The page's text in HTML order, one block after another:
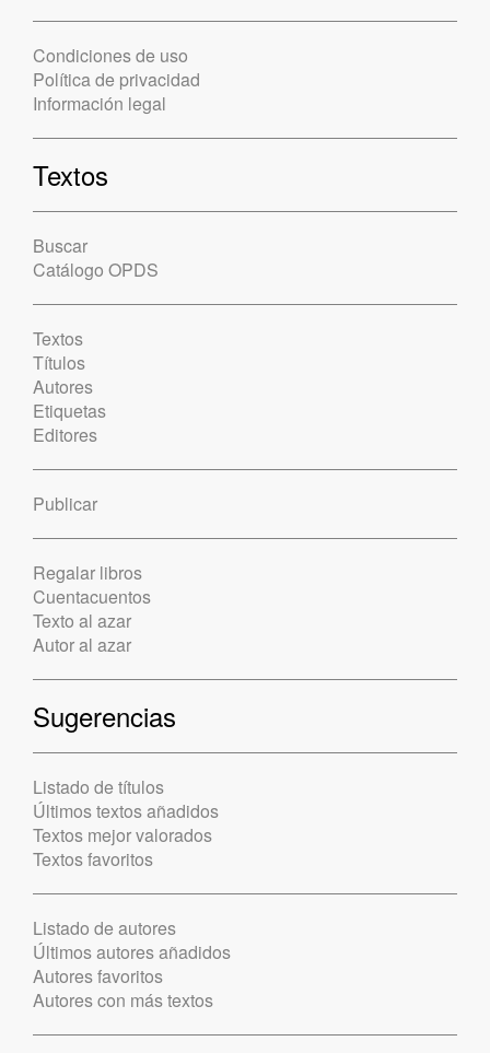
Condiciones de uso
Política de privacidad
Información legal
Textos
Buscar
Catálogo OPDS
Textos
Títulos
Autores
Etiquetas
Editores
Publicar
Regalar libros
Cuentacuentos
Texto al azar
Autor al azar
Sugerencias
Listado de títulos
Últimos textos añadidos
Textos mejor valorados
Textos favoritos
Listado de autores
Últimos autores añadidos
Autores favoritos
Autores con más textos